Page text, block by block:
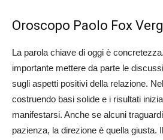
Oroscopo Paolo Fox
La parola chiave di oggi è
importante mettere da parte le
sugli aspetti positivi della relazione.
costruendo basi solide e i risultati
manifestarsi. Anche se alcuni
pazienza, la direzione è quella giusta.